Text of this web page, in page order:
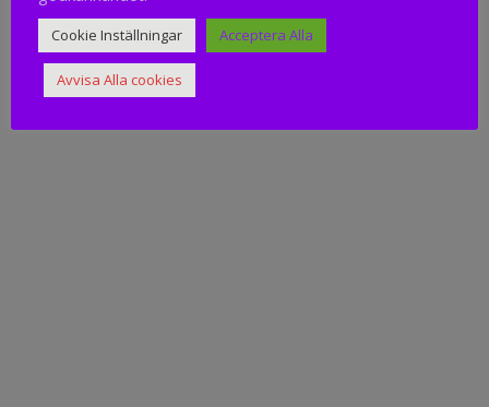
Cookie Inställningar Acceptera Alla
Avvisa Alla cookies